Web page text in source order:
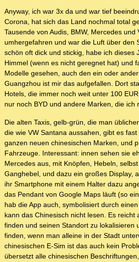
Anyway, ich war 3x da und war tief
Corona, hat sich das Land nochmal total
Tausende von Audis, BMW, Mercedes und
umhergefahren und war die Luft über den
schön oft dick und stickig, habe ich dieses
Himmel (wenn es nicht geregnet hat) und
Modelle gesehen, auch den ein oder
Guangzhou ist mir das aufgefallen. Dort
Hotels, die immer noch weit unter 100
nur noch BYD und andere Marken, die ich
Die alten Taxis, gelb-grün, die man
die wie VW Santana aussahen, gibt es
ganzen neuen chinesischen Marken, und
Fahrzeuge. Interessant: innen sehen sie
Mercedes aus, mit Knöpfen, Hebeln,
Ganghebel, und dazu ein großes Display,
ihr Smartphone mit einem Halter dazu
das Pendant von Google Maps läuft (so
hab die App auch, symbolisiert durch
kann das Chinesisch nicht lesen. Es reicht
finden und seinen Standort zu lokalisieren
finden, wenn man alleine in der Stadt
chinesischen E-Sim ist das auch kein
übersetzt alle chinesischen